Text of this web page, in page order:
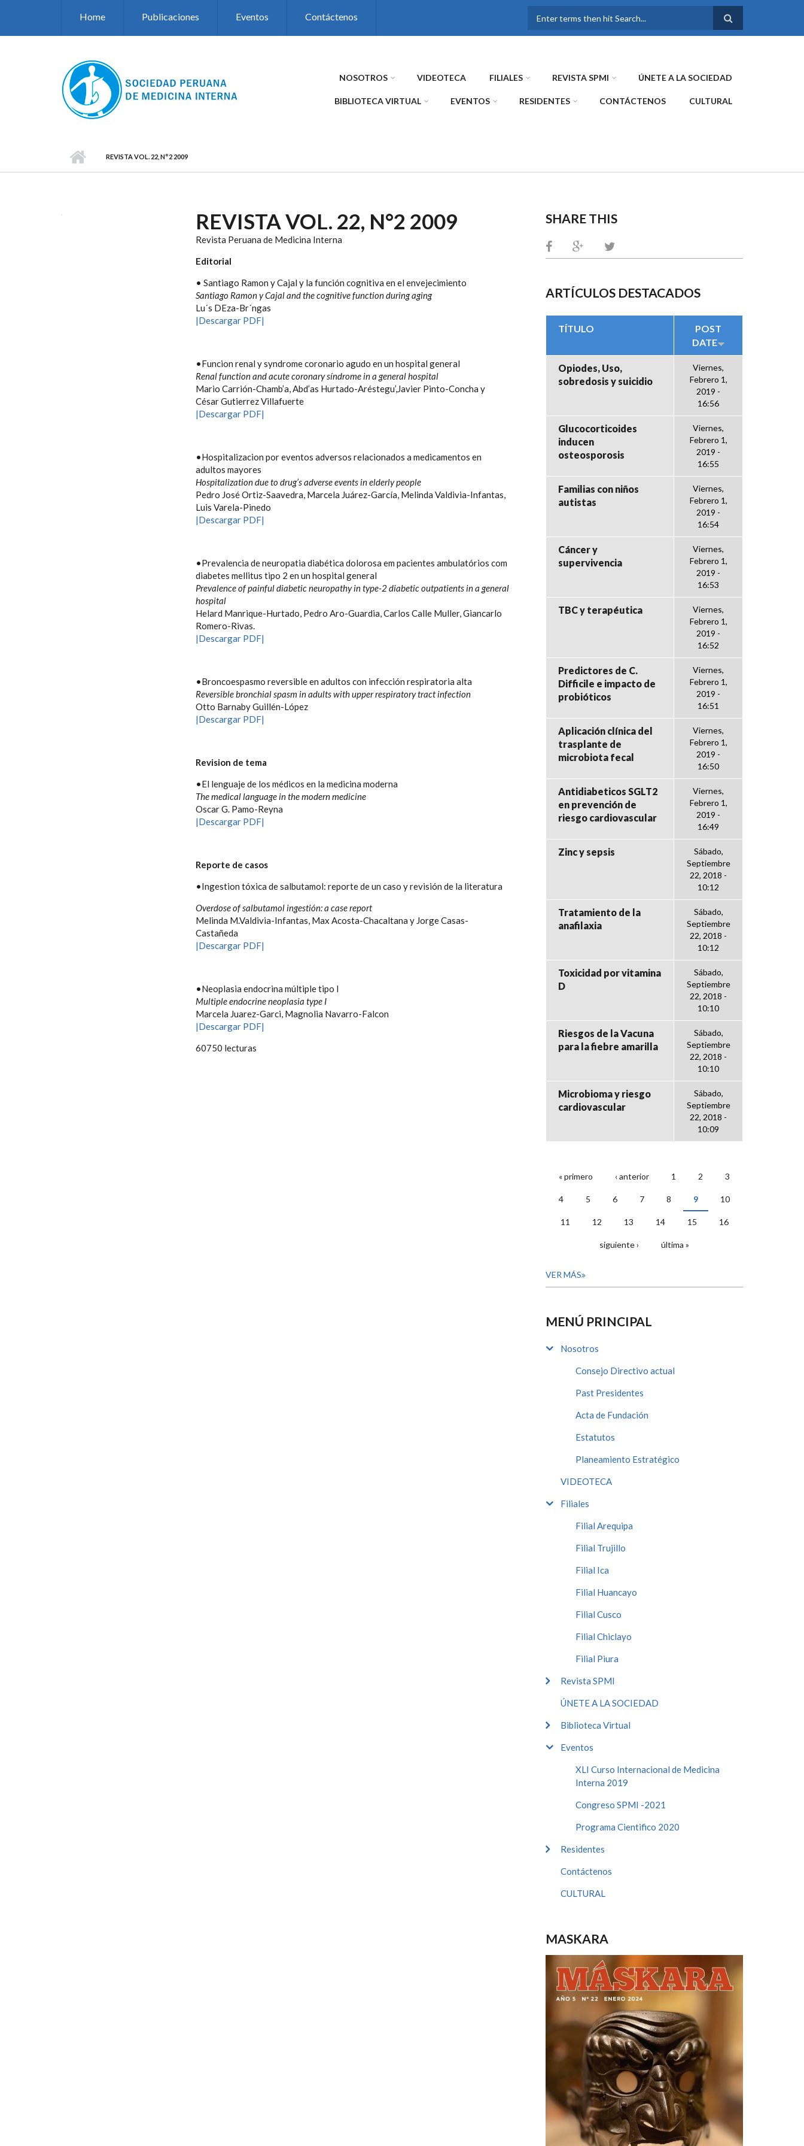
Home Publicaciones Eventos Contáctenos
FORMULARIO DE
NOSOTROS VIDEOTECA FILIALES REVISTA SPMI ÚNETE A LA SOCIEDAD
BIBLIOTECA VIRTUAL EVENTOS RESIDENTES CONTÁCTENOS CULTURAL
REVISTA VOL. 22, N°2 2009
REVISTA VOL. 22, N°2 2009
Revista Peruana de Medicina Interna
Editorial
• Santiago Ramon y Cajal y la función cognitiva en el envejecimiento
Santiago Ramon y Cajal and the cognitive function during aging
Lu´s DEza-Br´ngas
|Descargar PDF|
•Funcion renal y syndrome coronario agudo en un hospital general
Renal function and acute coronary síndrome in a general hospital
Mario Carrión-Chamb’a, Abd’as Hurtado-Aréstegu’,Javier Pinto-Concha y
César Gutierrez Villafuerte
|Descargar PDF|
•Hospitalizacion por eventos adversos relacionados a medicamentos en
adultos mayores
Hospitalization due to drug’s adverse events in elderly people
Pedro José Ortiz-Saavedra, Marcela Juárez-García, Melinda Valdivia-Infantas,
Luis Varela-Pinedo
|Descargar PDF|
•Prevalencia de neuropatia diabética dolorosa em pacientes ambulatórios com
diabetes mellitus tipo 2 en un hospital general
Prevalence of painful diabetic neuropathy in type-2 diabetic outpatients in a general
hospital
Helard Manrique-Hurtado, Pedro Aro-Guardia, Carlos Calle Muller, Giancarlo
Romero-Rivas.
|Descargar PDF|
•Broncoespasmo reversible en adultos con infección respiratoria alta
Reversible bronchial spasm in adults with upper respiratory tract infection
Otto Barnaby Guillén-López
|Descargar PDF|
Revision de tema
•El lenguaje de los médicos en la medicina moderna
The medical language in the modern medicine
Oscar G. Pamo-Reyna
|Descargar PDF|
Reporte de casos
•Ingestion tóxica de salbutamol: reporte de un caso y revisión de la literatura
Overdose of salbutamol ingestión: a case report
Melinda M.Valdivia-Infantas, Max Acosta-Chacaltana y Jorge Casas-
Castañeda
|Descargar PDF|
•Neoplasia endocrina múltiple tipo I
Multiple endocrine neoplasia type I
Marcela Juarez-Garci, Magnolia Navarro-Falcon
|Descargar PDF|
60750 lecturas
SHARE THIS
ARTÍCULOS DESTACADOS
TÍTULO
POST
DATE
Opiodes, Uso,
sobredosis y suicidio
Viernes,
Febrero 1,
2019 -
16:56
Glucocorticoides
inducen
osteosporosis
Viernes,
Febrero 1,
2019 -
16:55
Familias con niños
autistas
Viernes,
Febrero 1,
2019 -
16:54
Cáncer y
supervivencia
Viernes,
Febrero 1,
2019 -
16:53
TBC y terapéutica
Viernes,
Febrero 1,
2019 -
16:52
Predictores de C.
Difficile e impacto de
probióticos
Viernes,
Febrero 1,
2019 -
16:51
Aplicación clínica del
trasplante de
microbiota fecal
Viernes,
Febrero 1,
2019 -
16:50
Antidiabeticos SGLT2
en prevención de
riesgo cardiovascular
Viernes,
Febrero 1,
2019 -
16:49
Zinc y sepsis
Sábado,
Septiembre
22, 2018 -
10:12
Tratamiento de la
anafilaxia
Sábado,
Septiembre
22, 2018 -
10:12
Toxicidad por vitamina
D
Sábado,
Septiembre
22, 2018 -
10:10
Riesgos de la Vacuna
para la fiebre amarilla
Sábado,
Septiembre
22, 2018 -
10:10
Microbioma y riesgo
cardiovascular
Sábado,
Septiembre
22, 2018 -
10:09
PÁGINAS
« primero ‹ anterior 1 2 3
4 5 6 7 8 9 10
11 12 13 14 15 16
siguiente › última »
VER MÁS
MENÚ PRINCIPAL
Nosotros
Consejo Directivo actual
Past Presidentes
Acta de Fundación
Estatutos
Planeamiento Estratégico
VIDEOTECA
Filiales
Filial Arequipa
Filial Trujillo
Filial Ica
Filial Huancayo
Filial Cusco
Filial Chiclayo
Filial Piura
Revista SPMI
ÚNETE A LA SOCIEDAD
Biblioteca Virtual
Eventos
XLI Curso Internacional de Medicina
Interna 2019
Congreso SPMI -2021
Programa Cientifico 2020
Residentes
Contáctenos
CULTURAL
MASKARA